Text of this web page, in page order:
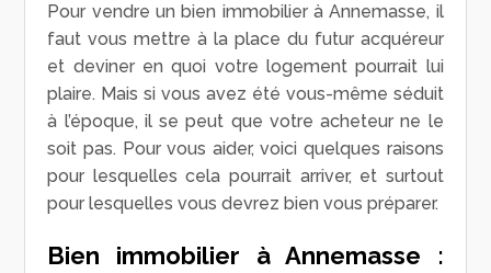
Pour vendre un bien immobilier à Annemasse, il
faut vous mettre à la place du futur acquéreur
et deviner en quoi votre logement pourrait lui
plaire. Mais si vous avez été vous-même séduit
à l’époque, il se peut que votre acheteur ne le
soit pas. Pour vous aider, voici quelques raisons
pour lesquelles cela pourrait arriver, et surtout
pour lesquelles vous devrez bien vous préparer.
Bien immobilier à Annemasse :